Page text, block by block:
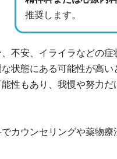
推奨します。
不安、イライラなどの症
状態にある可能性が高い
性もあり、我慢や努力だ
カウンセリングや薬物療